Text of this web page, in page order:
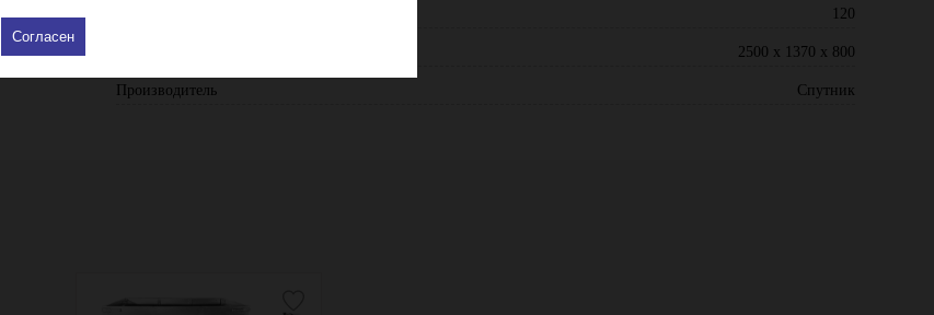
120
2500 х 1370 х 800
Производитель Спутник
Согласен